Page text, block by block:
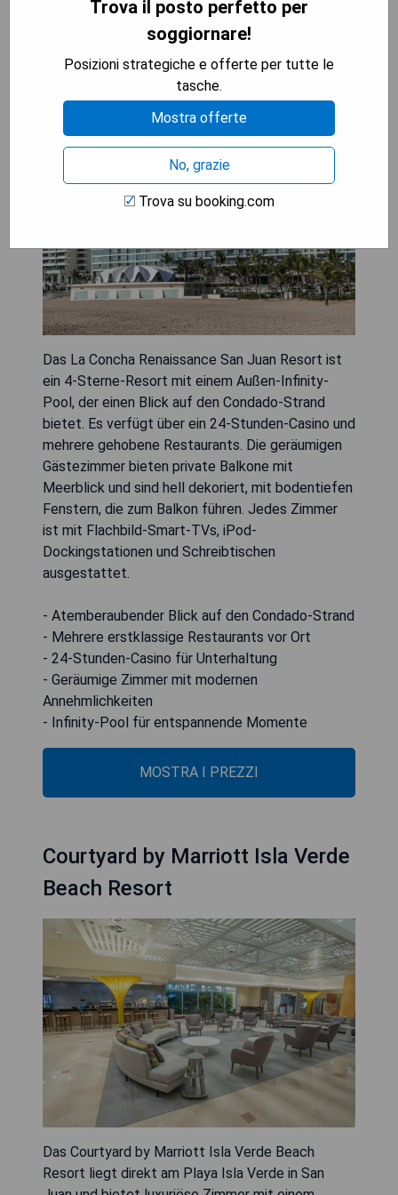
La Concha Renaissance San
Juan Resort
Das La Concha Renaissance San Juan Resort ist
ein 4-Sterne-Resort mit einem Außen-Infinity-
Pool, der einen Blick auf den Condado-Strand
bietet. Es verfügt über ein 24-Stunden-Casino und
mehrere gehobene Restaurants. Die geräumigen
Gästezimmer bieten private Balkone mit
Meerblick und sind hell dekoriert, mit bodentiefen
Fenstern, die zum Balkon führen. Jedes Zimmer
ist mit Flachbild-Smart-TVs, iPod-
Dockingstationen und Schreibtischen
ausgestattet.
- Atemberaubender Blick auf den Condado-Strand
- Mehrere erstklassige Restaurants vor Ort
- 24-Stunden-Casino für Unterhaltung
- Geräumige Zimmer mit modernen
Annehmlichkeiten
- Infinity-Pool für entspannende Momente
MOSTRA I PREZZI
Courtyard by Marriott Isla Verde
Beach Resort
Das Courtyard by Marriott Isla Verde Beach
Resort liegt direkt am Playa Isla Verde in San
Trova il posto perfetto per
soggiornare!
Posizioni strategiche e offerte per tutte le
tasche.
Mostra offerte
No, grazie
Trova su booking.com